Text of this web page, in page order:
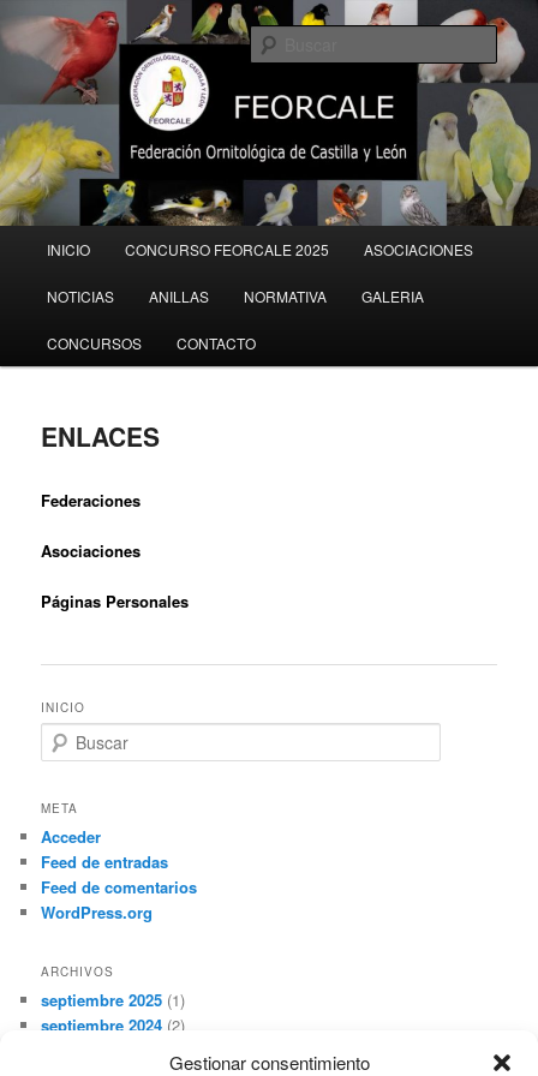
Gestionar consentimiento
al
contenido
principal
INICIO CONCURSO FEORCALE 2025 ASOCIACIONES
NOTICIAS ANILLAS NORMATIVA GALERIA
CONCURSOS CONTACTO
ENLACES
Federaciones
Asociaciones
Páginas Personales
INICIO
u
c
r
META
Acceder
Feed de entradas
Feed de comentarios
WordPress.org
ARCHIVOS
septiembre 2025 (1)
septiembre 2024 (2)